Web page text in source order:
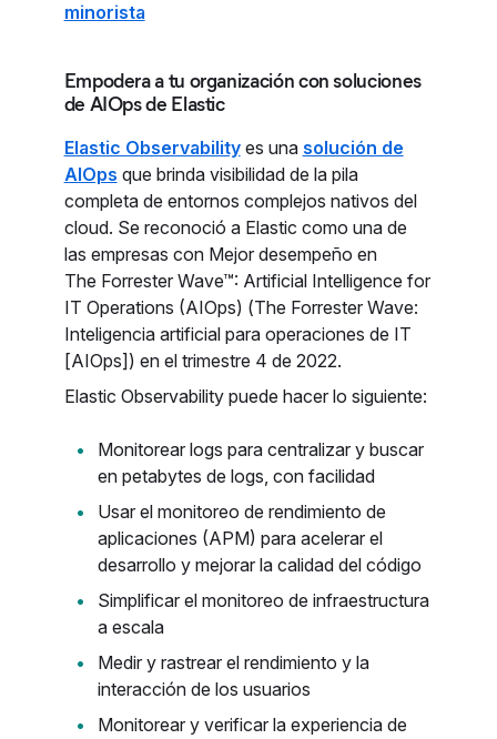
minorista
Empodera a tu organización con soluciones
de AIOps de Elastic
Elastic Observabilityes una solución de
AIOps que brinda visibilidad de la pila
completa de entornos complejos nativos del
cloud. Se reconoció a Elastic como una de
las empresas con Mejor desempeño en
The Forrester Wave™: Artificial Intelligence for
IT Operations (AIOps) (The Forrester Wave:
Inteligencia artificial para operaciones de IT
[AIOps]) en el trimestre 4 de 2022.
Elastic Observability puede hacer lo siguiente:
Monitorear logs para centralizar y buscar
en petabytes de logs, con facilidad
Usar el monitoreo de rendimiento de
aplicaciones (APM) para acelerar el
desarrollo y mejorar la calidad del código
Simplificar el monitoreo de infraestructura
a escala
Medir y rastrear el rendimiento y la
interacción de los usuarios
Monitorear y verificar la experiencia de